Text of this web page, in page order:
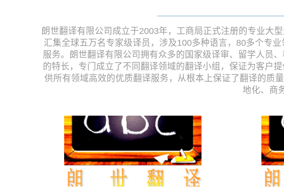
朗世翻译有限公司成立于2003年，工商局正式注册的专业大
汇集全球五万名专家级译员，涉及100多种语言，80多个专
服务。朗世翻译有限公司拥有众多的国家级译审、留学人员
的特长，专门成立了不同翻译领域的翻译小组，保证为客户
供所有领域高效的优质翻译服务，从根本上保证了翻译的质
地化、商